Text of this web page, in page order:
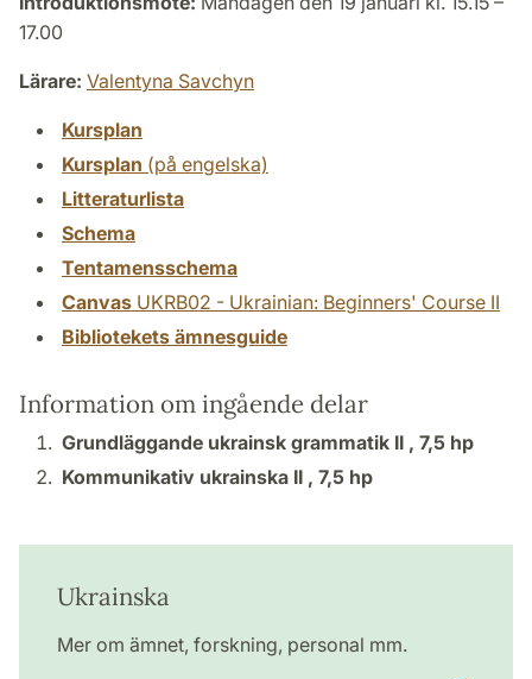
17.00
Lärare: Valentyna Savchyn
Kursplan
Kursplan (på engelska)
Litteraturlista
Schema
Tentamensschema
Canvas UKRB02 - Ukrainian: Beginners' Course II
Bibliotekets ämnesguide
Information om ingående delar
Grundläggande ukrainsk grammatik II , 7,5 hp
Kommunikativ ukrainska II , 7,5 hp
Ukrainska
Mer om ämnet, forskning, personal mm.